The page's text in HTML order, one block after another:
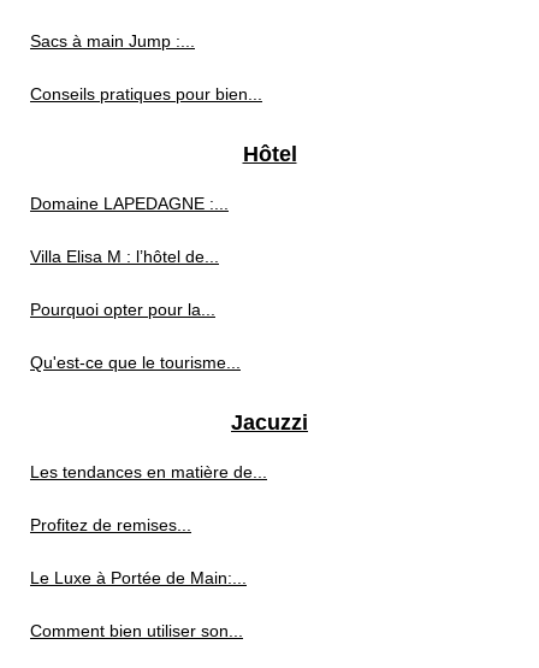
Sacs à main Jump :...
Conseils pratiques pour bien...
Hôtel
Domaine LAPEDAGNE :...
Villa Elisa M : l’hôtel de...
Pourquoi opter pour la...
Qu'est-ce que le tourisme...
Jacuzzi
Les tendances en matière de...
Profitez de remises...
Le Luxe à Portée de Main:...
Comment bien utiliser son...